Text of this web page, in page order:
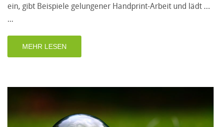
ein, gibt Beispiele gelungener Handprint-Arbeit und lädt …
MEHR LESEN